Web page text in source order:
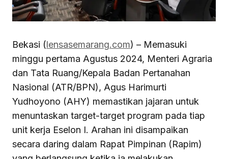
Bekasi (lensasemarang.com) – Memasuki
minggu pertama Agustus 2024, Menteri Agraria
dan Tata Ruang/Kepala Badan Pertanahan
Nasional (ATR/BPN), Agus Harimurti
Yudhoyono (AHY) memastikan jajaran untuk
menuntaskan target-target program pada tiap
unit kerja Eselon I. Arahan ini disampaikan
secara daring dalam Rapat Pimpinan (Rapim)